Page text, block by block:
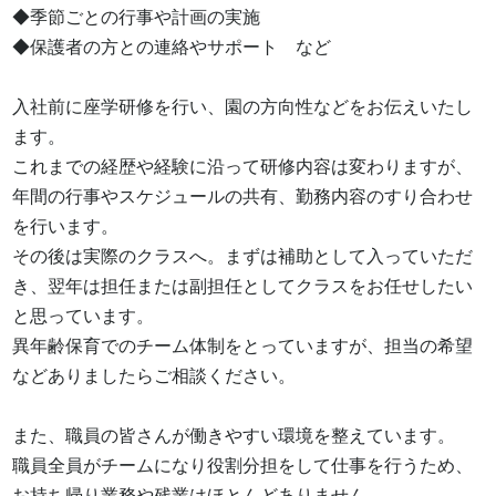
◆季節ごとの行事や計画の実施
◆保護者の方との連絡やサポート　など
入社前に座学研修を行い、園の方向性などをお伝えいたし
ます。
これまでの経歴や経験に沿って研修内容は変わりますが、
年間の行事やスケジュールの共有、勤務内容のすり合わせ
を行います。
その後は実際のクラスへ。まずは補助として入っていただ
き、翌年は担任または副担任としてクラスをお任せしたい
と思っています。
異年齢保育でのチーム体制をとっていますが、担当の希望
などありましたらご相談ください。
また、職員の皆さんが働きやすい環境を整えています。
職員全員がチームになり役割分担をして仕事を行うため、